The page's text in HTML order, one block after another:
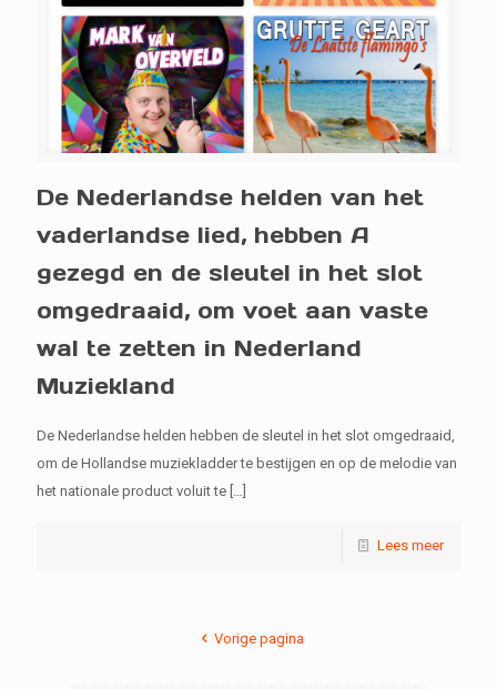
De Nederlandse helden van het
vaderlandse lied, hebben A
gezegd en de sleutel in het slot
omgedraaid, om voet aan vaste
wal te zetten in Nederland
Muziekland
De Nederlandse helden hebben de sleutel in het slot omgedraaid,
om de Hollandse muziekladder te bestijgen en op de melodie van
het nationale product voluit te […]
Lees meer
Vorige pagina